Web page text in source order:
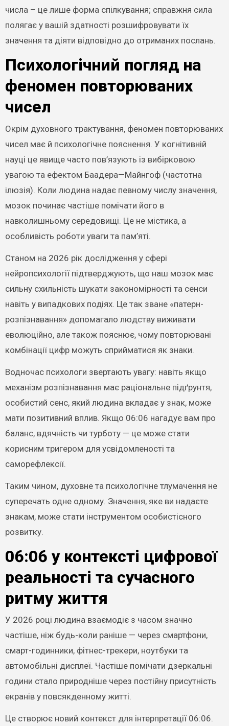
числа – це лише форма спілкування; справжня сила
полягає у вашій здатності розшифровувати їх
значення та діяти відповідно до отриманих послань.
Психологічний погляд на
феномен повторюваних
чисел
Окрім духовного трактування, феномен повторюваних
чисел має й психологічне пояснення. У когнітивній
науці це явище часто пов’язують із вибірковою
увагою та ефектом Баадера—Майнгоф (частотна
ілюзія). Коли людина надає певному числу значення,
мозок починає частіше помічати його в
навколишньому середовищі. Це не містика, а
особливість роботи уваги та пам’яті.
Станом на 2026 рік дослідження у сфері
нейропсихології підтверджують, що наш мозок має
сильну схильність шукати закономірності та сенси
навіть у випадкових подіях. Це так зване «патерн-
розпізнавання» допомагало людству виживати
еволюційно, але також пояснює, чому повторювані
комбінації цифр можуть сприйматися як знаки.
Водночас психологи звертають увагу: навіть якщо
механізм розпізнавання має раціональне підґрунтя,
особистий сенс, який людина вкладає у знак, може
мати позитивний вплив. Якщо 06:06 нагадує вам про
баланс, вдячність чи турботу — це може стати
корисним тригером для усвідомленості та
саморефлексії.
Таким чином, духовне та психологічне тлумачення не
суперечать одне одному. Значення, яке ви надаєте
знакам, може стати інструментом особистісного
розвитку.
06:06 у контексті цифрової
реальності та сучасного
ритму життя
У 2026 році людина взаємодіє з часом значно
частіше, ніж будь-коли раніше — через смартфони,
смарт-годинники, фітнес-трекери, ноутбуки та
автомобільні дисплеї. Частіше помічати дзеркальні
години стало природніше через постійну присутність
екранів у повсякденному житті.
Це створює новий контекст для інтерпретації 06:06.